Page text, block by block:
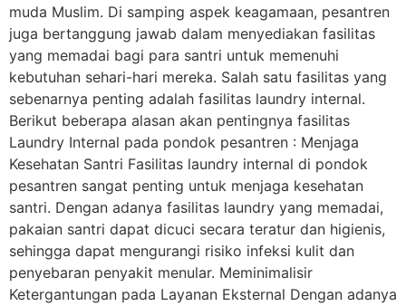
muda Muslim. Di samping aspek keagamaan, pesantren
juga bertanggung jawab dalam menyediakan fasilitas
yang memadai bagi para santri untuk memenuhi
kebutuhan sehari-hari mereka. Salah satu fasilitas yang
sebenarnya penting adalah fasilitas laundry internal.
Berikut beberapa alasan akan pentingnya fasilitas
Laundry Internal pada pondok pesantren : Menjaga
Kesehatan Santri Fasilitas laundry internal di pondok
pesantren sangat penting untuk menjaga kesehatan
santri. Dengan adanya fasilitas laundry yang memadai,
pakaian santri dapat dicuci secara teratur dan higienis,
sehingga dapat mengurangi risiko infeksi kulit dan
penyebaran penyakit menular. Meminimalisir
Ketergantungan pada Layanan Eksternal Dengan adanya